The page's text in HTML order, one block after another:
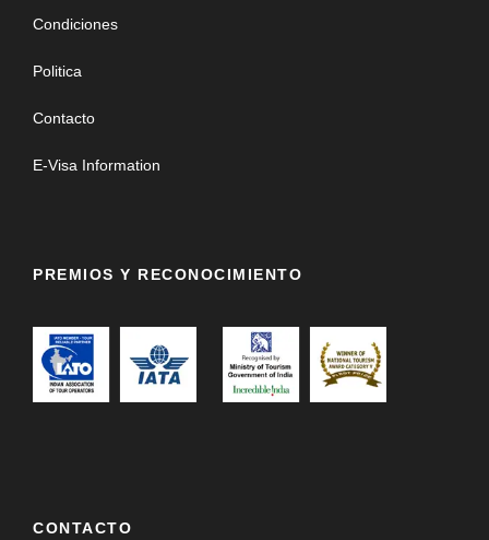
Condiciones
Politica
Contacto
E-Visa Information
PREMIOS Y RECONOCIMIENTO
CONTACTO